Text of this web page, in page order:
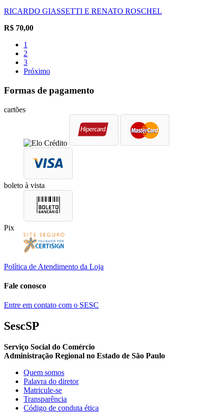
RICARDO GIASSETTI E RENATO ROSCHEL
R$ 70,00
1
2
3
Próximo
Formas de pagamento
cartões
boleto à vista
Pix
Política de Atendimento da Loja
Fale conosco
Entre em contato com o SESC
SescSP
Serviço Social do Comércio
Administração Regional no Estado de São Paulo
Quem somos
Palavra do diretor
Matricule-se
Transparência
Código de conduta ética